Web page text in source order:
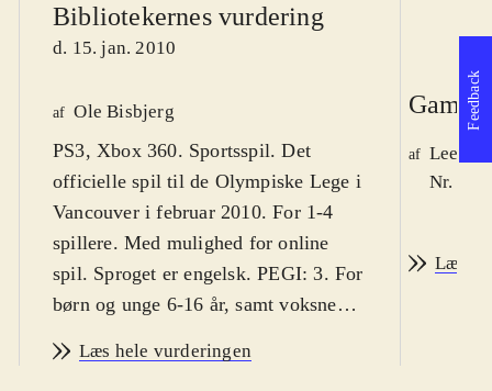
Bibliotekernes vurdering
d. 15. jan. 2010
af Ole Bisbjerg
PS3, Xbox 360. Sportsspil. Det
officielle spil til de Olympiske Lege i
Vancouver i februar 2010. For 1-4
spillere. Med mulighed for online
spil. Sproget er engelsk. PEGI: 3. For
børn og unge 6-16 år, samt voksne
Man er hurtigt i gang med Vancouver
Læs hele vurderingen
Game
af Lee
Nr.
Læs
Feedback